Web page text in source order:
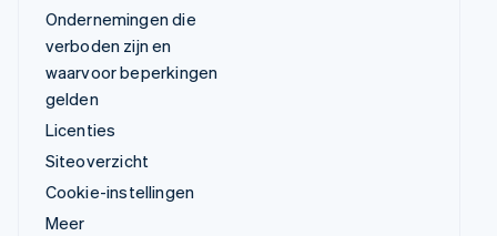
Ondernemingen die
verboden zijn en
waarvoor beperkingen
gelden
Licenties
Siteoverzicht
Cookie-instellingen
Meer